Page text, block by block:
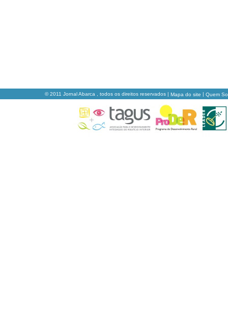
© 2011 Jornal Abarca , todos os direitos reservados | Mapa do site | Quem